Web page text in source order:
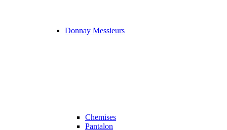
Donnay Messieurs
Chemises
Pantalon